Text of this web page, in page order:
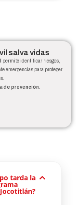
salva vidas
permite identificar riesgos,
emergencias para proteger
de prevención
tarda la